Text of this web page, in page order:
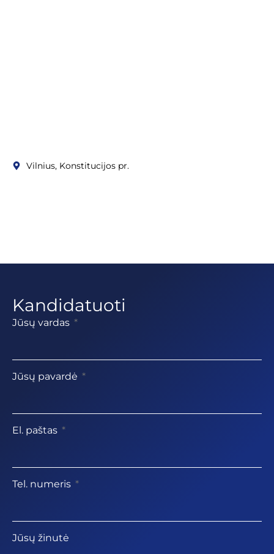
Vilnius, Konstitucijos pr.
Kandidatuoti
Jūsų vardas
Jūsų pavardė
El. paštas
Tel. numeris
Jūsų žinutė